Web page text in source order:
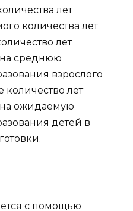
лет
количества лет
лет
на среднюю
взрослого
лет
на ожидаемую
детей в
с помощью